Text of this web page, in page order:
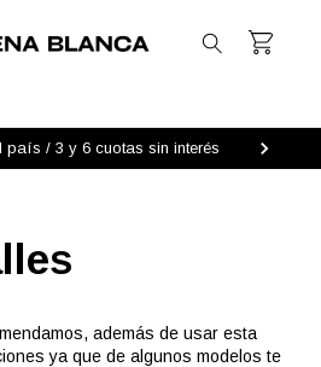
/ 3 y 6 cuotas sin interés
además de usar esta
ya que de algunos modelos te